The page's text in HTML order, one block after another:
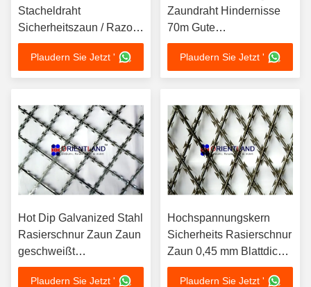
Stacheldraht
Sicherheitszaun / Razor
Kampfdraht 14-16m
Länge
Plaudern Sie Jetzt '
Zaundraht Hindernisse
70m Gute
Widerstandsfähigkeit
gegen Naturkräfte
Plaudern Sie Jetzt '
Hot Dip Galvanized Stahl
Rasierschnur Zaun Zaun
geschweißt
Korrosionsbeständigkeit
Plaudern Sie Jetzt '
Hochspannungskern
Sicherheits Rasierschnur
Zaun 0,45 mm Blattdicke
Schwierig zu schneiden
Plaudern Sie Jetzt '